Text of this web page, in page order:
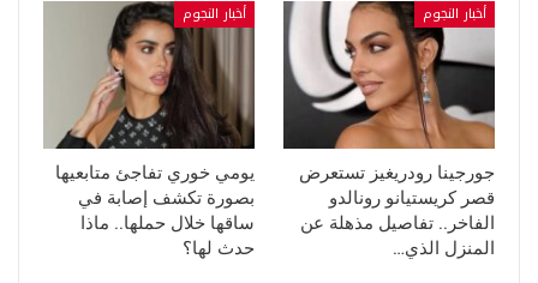
أخبار النجوم
جورجينا رودريغيز تستعرض
قصر كريستيانو رونالدو
الفاخر.. تفاصيل مذهلة عن
المنزل الذي…
أخبار النجوم
يومي خوري تفاجئ متابعيها
بصورة تكشف إصابة في
ساقها خلال حملها.. ماذا
حدث لها؟